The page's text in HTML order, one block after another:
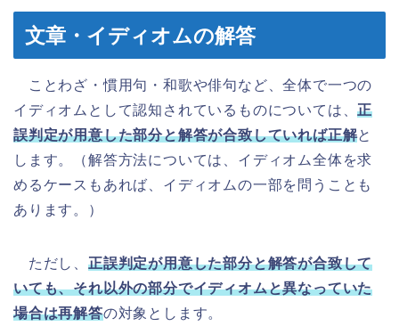
文章・イディオムの解答
ことわざ・慣用句・和歌や俳句など、全体で一つの
イディオムとして認知されているものについては、正
誤判定が用意した部分と解答が合致していれば正解と
します。（解答方法については、イディオム全体を求
めるケースもあれば、イディオムの一部を問うことも
あります。）
ただし、 正誤判定が用意した部分と解答が合致して
いても、それ以外の部分でイディオムと異なっていた
場合は再解答の対象とします。